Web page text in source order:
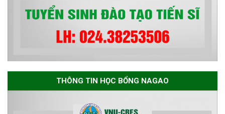
THÔNG TIN HỌC BỔNG NAGAO